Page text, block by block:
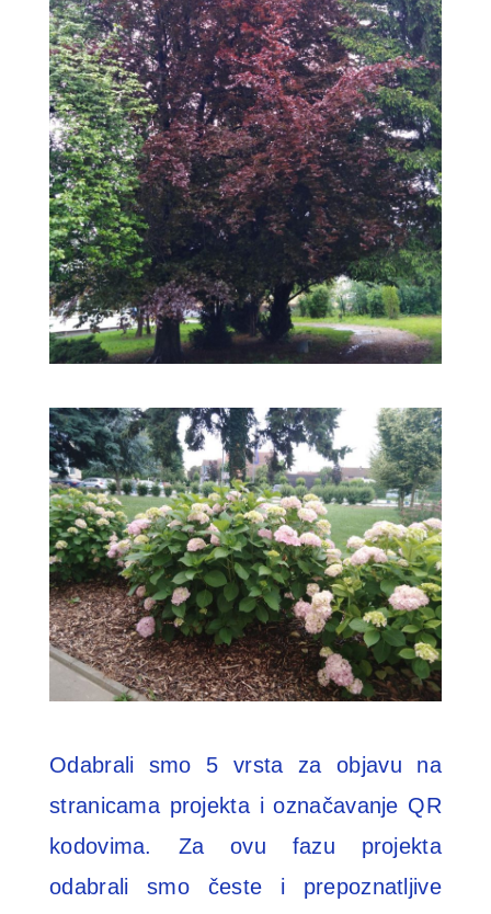
Odabrali smo 5 vrsta za objavu na
stranicama projekta i označavanje QR
kodovima. Za ovu fazu projekta
odabrali smo česte i prepoznatljive